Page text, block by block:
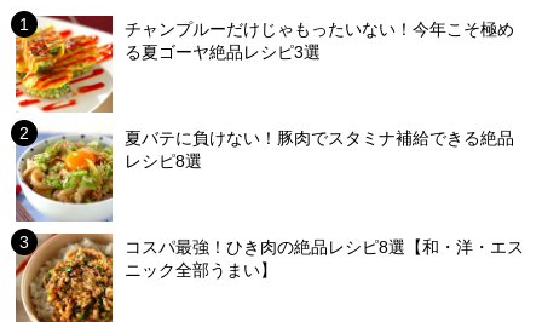
チャンプルーだけじゃもったいない！今年こそ極め
る夏ゴーヤ絶品レシピ3選
夏バテに負けない！豚肉でスタミナ補給できる絶品
レシピ8選
コスパ最強！ひき肉の絶品レシピ8選【和・洋・エス
ニック全部うまい】